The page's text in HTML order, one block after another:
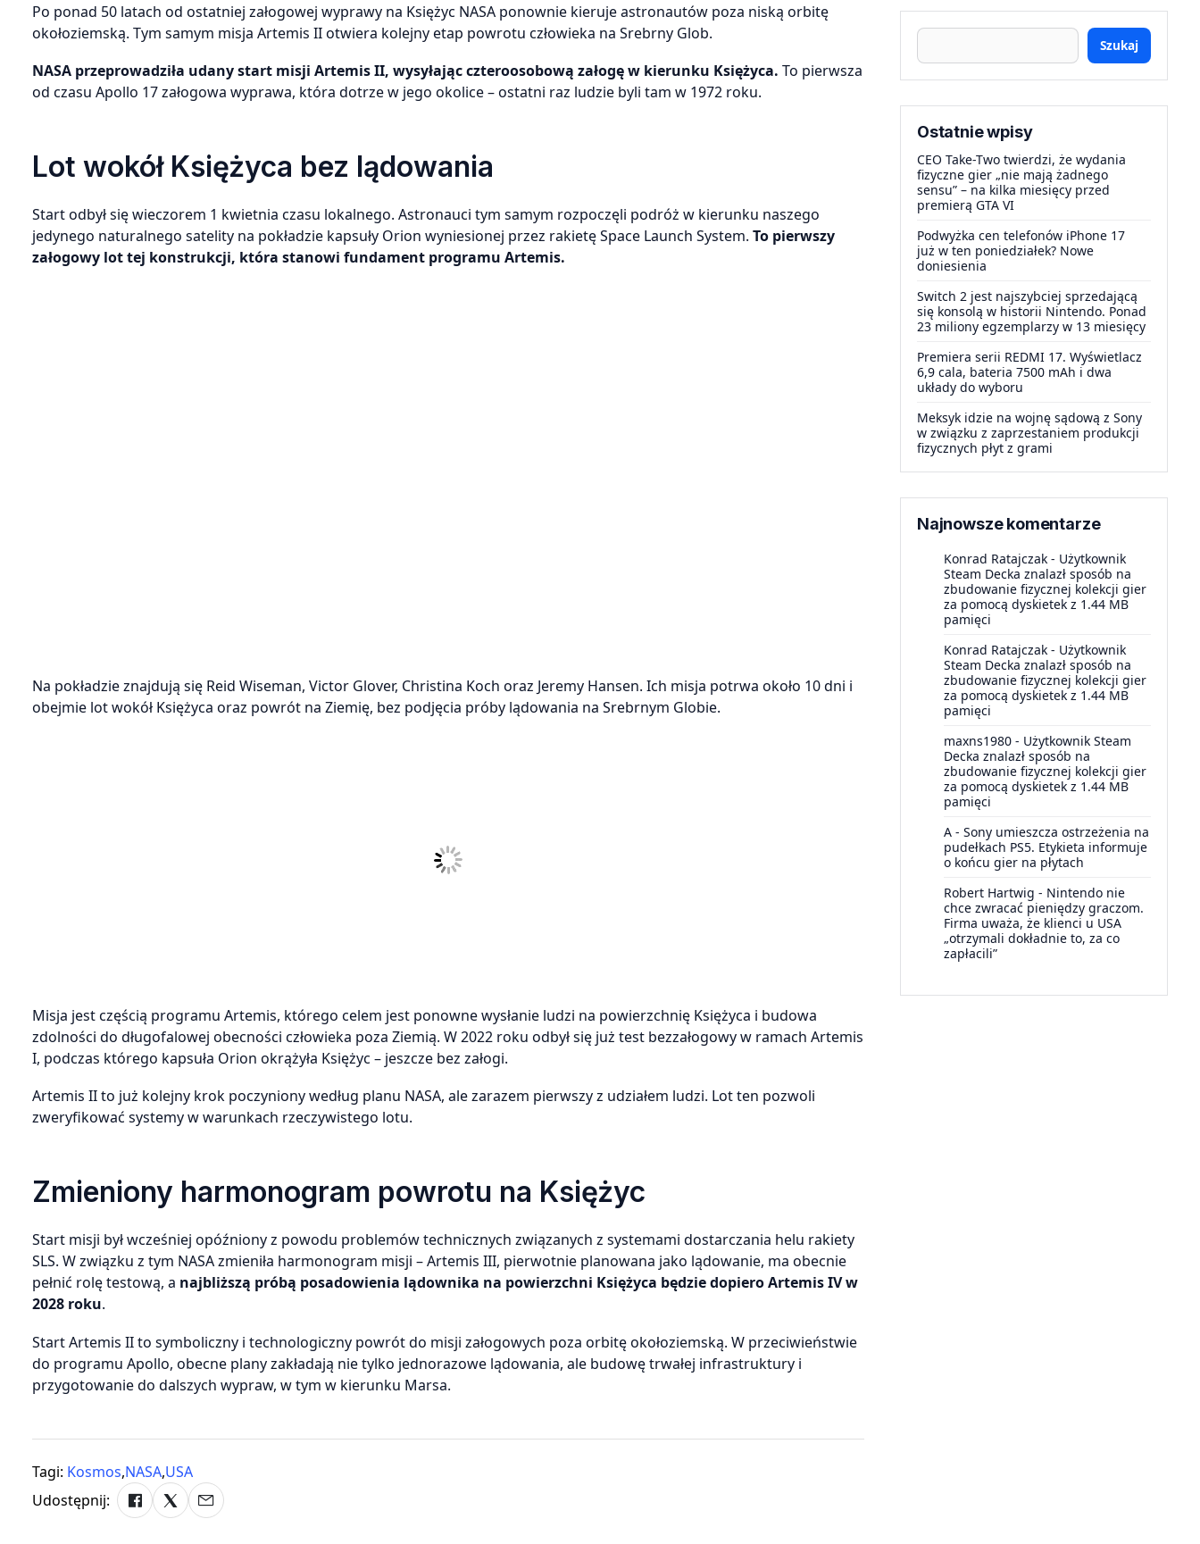
Po ponad 50 latach od ostatniej załogowej wyprawy na Księżyc NASA ponownie kieruje astronautów poza niską orbitę
okołoziemską. Tym samym misja Artemis II otwiera kolejny etap powrotu człowieka na Srebrny Glob.
NASA przeprowadziła udany start misji Artemis II, wysyłając czteroosobową załogę w kierunku Księżyca. To pierwsza
od czasu Apollo 17 załogowa wyprawa, która dotrze w jego okolice – ostatni raz ludzie byli tam w 1972 roku.
Lot wokół Księżyca bez lądowania
Start odbył się wieczorem 1 kwietnia czasu lokalnego. Astronauci tym samym rozpoczęli podróż w kierunku naszego
jedynego naturalnego satelity na pokładzie kapsuły Orion wyniesionej przez rakietę Space Launch System. To pierwszy
załogowy lot tej konstrukcji, która stanowi fundament programu Artemis.
Na pokładzie znajdują się Reid Wiseman, Victor Glover, Christina Koch oraz Jeremy Hansen. Ich misja potrwa około 10 dni i
obejmie lot wokół Księżyca oraz powrót na Ziemię, bez podjęcia próby lądowania na Srebrnym Globie.
Misja jest częścią programu Artemis, którego celem jest ponowne wysłanie ludzi na powierzchnię Księżyca i budowa
zdolności do długofalowej obecności człowieka poza Ziemią. W 2022 roku odbył się już test bezzałogowy w ramach Artemis
I, podczas którego kapsuła Orion okrążyła Księżyc – jeszcze bez załogi.
Artemis II to już kolejny krok poczyniony według planu NASA, ale zarazem pierwszy z udziałem ludzi. Lot ten pozwoli
zweryfikować systemy w warunkach rzeczywistego lotu.
Zmieniony harmonogram powrotu na Księżyc
Start misji był wcześniej opóźniony z powodu problemów technicznych związanych z systemami dostarczania helu rakiety
SLS. W związku z tym NASA zmieniła harmonogram misji – Artemis III, pierwotnie planowana jako lądowanie, ma obecnie
pełnić rolę testową, a najbliższą próbą posadowienia lądownika na powierzchni Księżyca będzie dopiero Artemis IV w
2028 roku.
Start Artemis II to symboliczny i technologiczny powrót do misji załogowych poza orbitę okołoziemską. W przeciwieństwie
do programu Apollo, obecne plany zakładają nie tylko jednorazowe lądowania, ale budowę trwałej infrastruktury i
przygotowanie do dalszych wypraw, w tym w kierunku Marsa.
Tagi: Kosmos,NASA,USA
Udostępnij:
Szukaj
Ostatnie wpisy
CEO Take-Two twierdzi, że wydania
fizyczne gier „nie mają żadnego
sensu” – na kilka miesięcy przed
premierą GTA VI
Podwyżka cen telefonów iPhone 17
już w ten poniedziałek? Nowe
doniesienia
Switch 2 jest najszybciej sprzedającą
się konsolą w historii Nintendo. Ponad
23 miliony egzemplarzy w 13 miesięcy
Premiera serii REDMI 17. Wyświetlacz
6,9 cala, bateria 7500 mAh i dwa
układy do wyboru
Meksyk idzie na wojnę sądową z Sony
w związku z zaprzestaniem produkcji
fizycznych płyt z grami
Najnowsze komentarze
Konrad Ratajczak - Użytkownik
Steam Decka znalazł sposób na
zbudowanie fizycznej kolekcji gier
za pomocą dyskietek z 1.44 MB
pamięci
Konrad Ratajczak - Użytkownik
Steam Decka znalazł sposób na
zbudowanie fizycznej kolekcji gier
za pomocą dyskietek z 1.44 MB
pamięci
maxns1980 - Użytkownik Steam
Decka znalazł sposób na
zbudowanie fizycznej kolekcji gier
za pomocą dyskietek z 1.44 MB
pamięci
A - Sony umieszcza ostrzeżenia na
pudełkach PS5. Etykieta informuje
o końcu gier na płytach
Robert Hartwig - Nintendo nie
chce zwracać pieniędzy graczom.
Firma uważa, że klienci u USA
„otrzymali dokładnie to, za co
zapłacili”